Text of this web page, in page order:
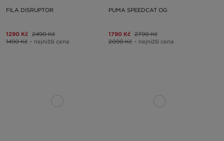
FILA DISRUPTOR
1290 Kč 2490 Kč
1490 Kč – nejnižší cena
PUMA SPEEDCAT OG
1790 Kč 2790 Kč
2090 Kč – nejnižší cena